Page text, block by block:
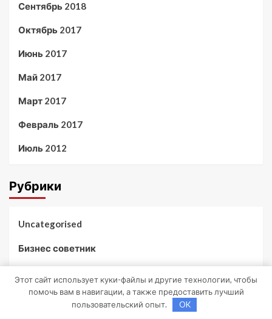
Сентябрь 2018
Октябрь 2017
Июнь 2017
Май 2017
Март 2017
Февраль 2017
Июль 2012
Рубрики
Uncategorised
Бизнес советник
Дача, участок
Этот сайт использует куки-файлы и другие технологии, чтобы
помочь вам в навигации, а также предоставить лучший
пользовательский опыт.
OK